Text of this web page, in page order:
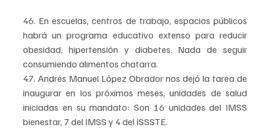
46. En escuelas, centros de trabajo, espacios públicos
habrá un programa educativo extenso para reducir
obesidad, hipertensión y diabetes. Nada de seguir
consumiendo alimentos chatarra.
47. Andrés Manuel López Obrador nos dejó la tarea de
inaugurar en los próximos meses, unidades de salud
iniciadas en su mandato: Son 16 unidades del IMSS
bienestar, 7 del IMSS y 4 del ISSSTE.